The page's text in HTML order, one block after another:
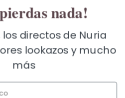
Sevilla
CERRADA POR VACACIONES
Online © 2026
nada!
directos de Nuria
lookazos y mucho
más